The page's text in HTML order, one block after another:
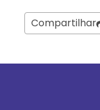
Compartilhar